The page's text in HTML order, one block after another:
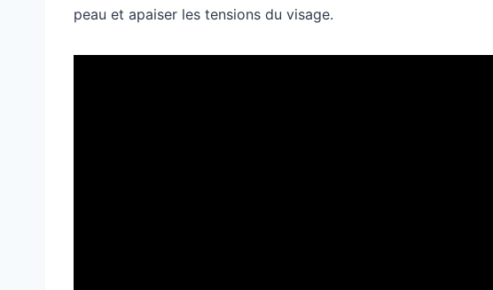
peau et apaiser les tensions du visage.